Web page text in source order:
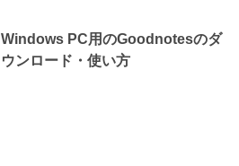
Windows PC用のGoodnotesのダ
ウンロード・使い方